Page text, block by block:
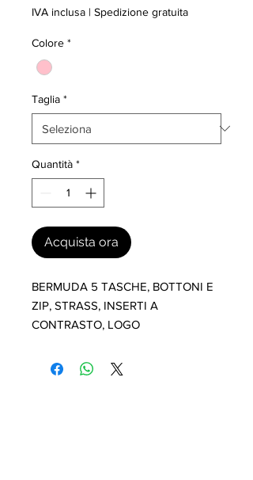
IVA inclusa | Spedizione gratuita
Colore *
Taglia *
Quantità *
Acquista ora
BERMUDA 5 TASCHE, BOTTONI E
ZIP, STRASS, INSERTI A
CONTRASTO, LOGO